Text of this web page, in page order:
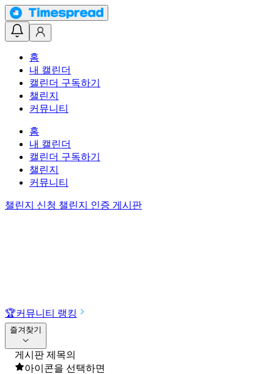
홈
내 캘린더
캘린더 구독하기
챌린지
커뮤니티
홈
내 캘린더
캘린더 구독하기
챌린지
커뮤니티
챌린지 신청 챌린지 인증 게시판
🏆커뮤니티 랭킹
즐겨찾기
게시판 제목의
아이콘을 선택하면